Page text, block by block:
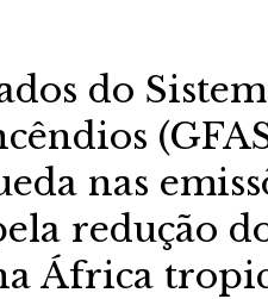
do
nas
redução
África